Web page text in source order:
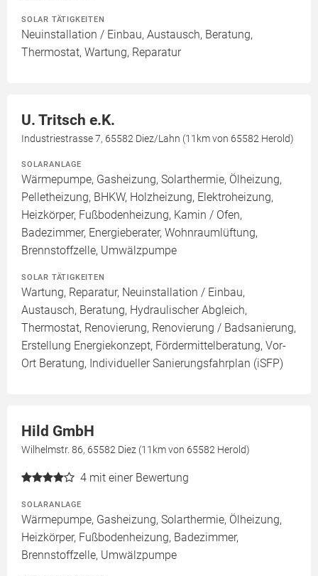
SOLAR TÄTIGKEITEN
Neuinstallation / Einbau, Austausch, Beratung,
Thermostat, Wartung, Reparatur
U. Tritsch e.K.
Industriestrasse 7, 65582 Diez/Lahn (11km von 65582 Herold)
SOLARANLAGE
Wärmepumpe, Gasheizung, Solarthermie, Ölheizung,
Pelletheizung, BHKW, Holzheizung, Elektroheizung,
Heizkörper, Fußbodenheizung, Kamin / Ofen,
Badezimmer, Energieberater, Wohnraumlüftung,
Brennstoffzelle, Umwälzpumpe
SOLAR TÄTIGKEITEN
Wartung, Reparatur, Neuinstallation / Einbau,
Austausch, Beratung, Hydraulischer Abgleich,
Thermostat, Renovierung, Renovierung / Badsanierung,
Erstellung Energiekonzept, Fördermittelberatung, Vor-
Ort Beratung, Individueller Sanierungsfahrplan (iSFP)
Hild GmbH
Wilhelmstr. 86, 65582 Diez (11km von 65582 Herold)
4 mit einer Bewertung
SOLARANLAGE
Wärmepumpe, Gasheizung, Solarthermie, Ölheizung,
Heizkörper, Fußbodenheizung, Badezimmer,
Brennstoffzelle, Umwälzpumpe